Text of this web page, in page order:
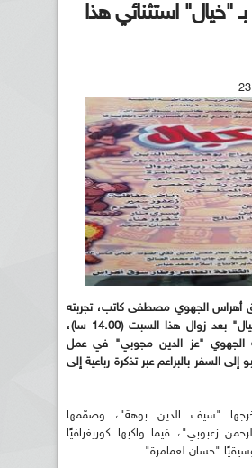
"خيال" استثنائي هذا
الجهوي مصطفى كاتب، تجربته
الركحية الجديدة "خيال" بعد زوال هذا السبت (14.00 سا)،
الجهوي "عز الدين مجوبي" في عمل
السفر بالبراعم عبر تذكرة رباعية إلى
"سيف الدين بوهة"، وصمّمها
زعبوبي"، فيما واكبها كوريغرافيًا
"حسان لعمامرة".